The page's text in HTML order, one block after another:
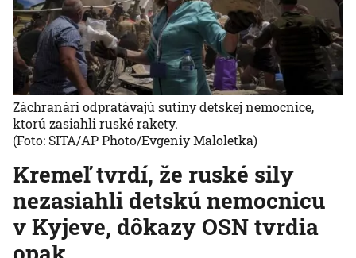
Kremeľ tvrdí, že ruské sily
nezasiahli detskú nemocnicu
v Kyjeve, dôkazy OSN tvrdia
Záchranári odpratávajú sutiny detskej nemocnice,
ktorú zasiahli ruské rakety.
(Foto: SITA/AP Photo/Evgeniy Maloletka)